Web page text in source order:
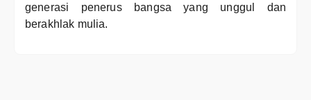
generasi penerus bangsa yang unggul dan
berakhlak mulia.